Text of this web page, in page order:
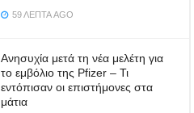
59 ΛΕΠΤΆ AGO
Ανησυχία μετά τη νέα μελέτη για
το εμβόλιο της Pfizer – Τι
εντόπισαν οι επιστήμονες στα
μάτια